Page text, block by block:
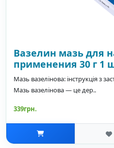
Вазелин мазь для
применения 30 г 1
Мазь вазелінова: інструкція з
Мазь вазелінова — це дер..
339грн.